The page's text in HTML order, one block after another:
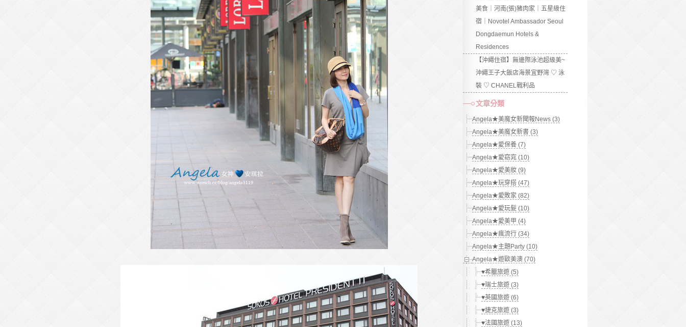
美食｜河南(張)豬肉家｜五星級住
宿｜Novotel Ambassador Seoul
Dongdaemun Hotels &
Residences
【沖繩住宿】無邊際泳池超級美~
沖繩王子大飯店海景宜野灣 ♡ 泳
裝 ♡ CHANEL戰利品
文章分類
Angela★美魔女新聞報News (3)
Angela★美魔女新書 (3)
Angela★愛保養 (7)
Angela★愛窈窕 (10)
Angela★愛美妝 (9)
Angela★玩穿搭 (47)
Angela★愛敗家 (82)
Angela★愛玩髮 (10)
Angela★愛美甲 (4)
Angela★瘋流行 (34)
Angela★主題Party (10)
Angela★遊歐美澳 (70)
♥希臘旅遊 (5)
♥瑞士旅遊 (3)
♥英國旅遊 (6)
♥捷克旅遊 (3)
♥法國旅遊 (13)